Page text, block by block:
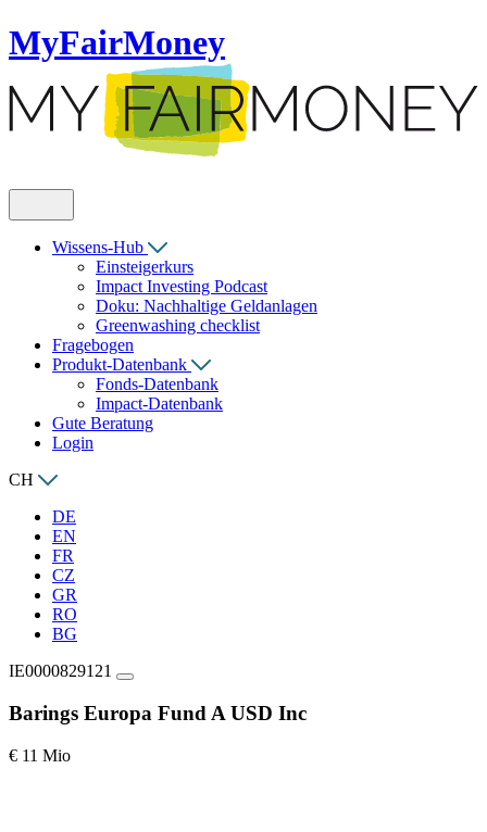
MyFairMoney
Wissens-Hub
Einsteigerkurs
Impact Investing Podcast
Doku: Nachhaltige Geldanlagen
Greenwashing checklist
Fragebogen
Produkt-Datenbank
Fonds-Datenbank
Impact-Datenbank
Gute Beratung
Login
CH
DE
EN
FR
CZ
GR
RO
BG
IE0000829121
Barings Europa Fund A USD Inc
€ 11 Mio